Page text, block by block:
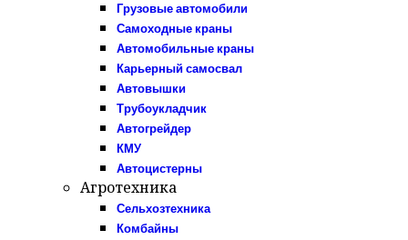
Грузовые автомобили
Самоходные краны
Автомобильные краны
Карьерный самосвал
Автовышки
Трубоукладчик
Автогрейдер
КМУ
Автоцистерны
Агротехника
Сельхозтехника
Комбайны